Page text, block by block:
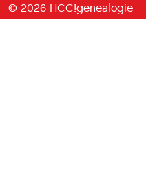
© 2026 HCC!genealogie